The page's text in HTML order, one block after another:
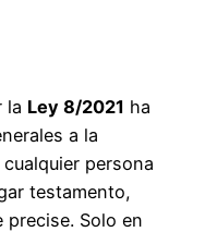
la Ley 8/2021 ha
a la
persona
testamento,
Solo en